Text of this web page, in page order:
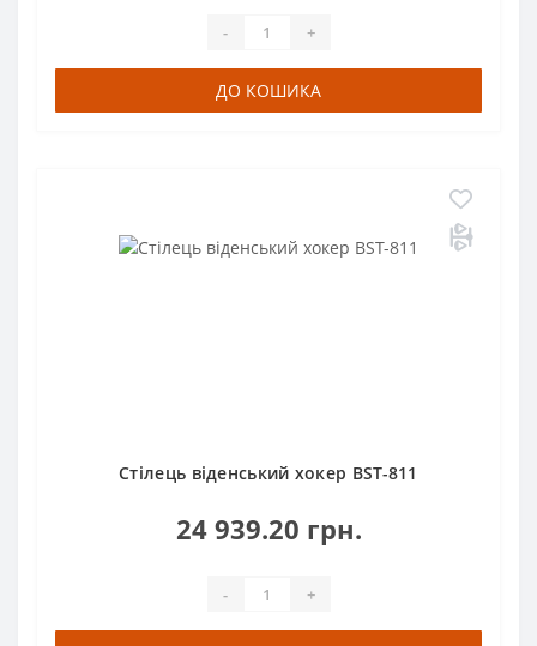
- +
ДО КОШИКА
Стілець віденський хокер BST-811
24 939.20 грн.
- +